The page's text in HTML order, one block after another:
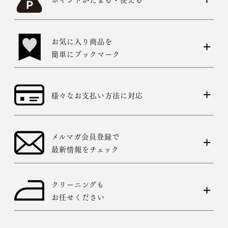
お気に入り商品を
簡単にブックマーク
様々なお支払い方法に対応
メルマガ会員登録で
最新情報をチェック
クリーニングも
お任せください